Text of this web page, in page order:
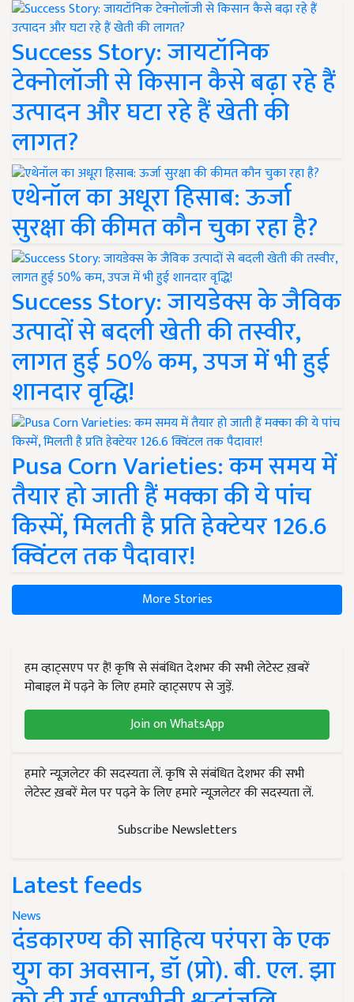
Success Story: जायटॉनिक
टेक्नोलॉजी से किसान कैसे बढ़ा रहे हैं
उत्पादन और घटा रहे हैं खेती की
लागत?
एथेनॉल का अधूरा हिसाब: ऊर्जा
सुरक्षा की कीमत कौन चुका रहा है?
Success Story: जायडेक्स के जैविक
उत्पादों से बदली खेती की तस्वीर,
लागत हुई 50% कम, उपज में भी हुई
शानदार वृद्धि!
Pusa Corn Varieties: कम समय में
तैयार हो जाती हैं मक्का की ये पांच
किस्में, मिलती है प्रति हेक्टेयर 126.6
क्विंटल तक पैदावार!
More Stories
हम व्हाट्सएप पर हैं! कृषि से संबंधित देशभर की सभी लेटेस्ट ख़बरें
मोबाइल में पढ़ने के लिए हमारे व्हाट्सएप से जुड़ें.
Join on WhatsApp
हमारे न्यूज़लेटर की सदस्यता लें. कृषि से संबंधित देशभर की सभी
लेटेस्ट ख़बरें मेल पर पढ़ने के लिए हमारे न्यूज़लेटर की सदस्यता लें.
Subscribe Newsletters
Latest feeds
News
दंडकारण्य की साहित्य परंपरा के एक
युग का अवसान, डॉ (प्रो). बी. एल. झा